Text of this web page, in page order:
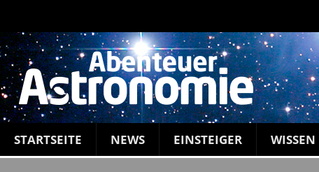
STARTSEITE NEWS EINSTEIGER WISSEN